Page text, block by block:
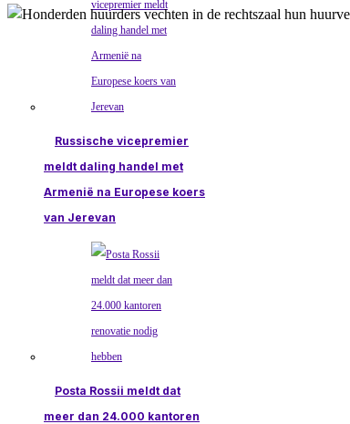
Russische vicepremier
meldt daling handel met
Armenië na Europese koers
van Jerevan
Posta Rossii meldt dat
meer dan 24.000 kantoren